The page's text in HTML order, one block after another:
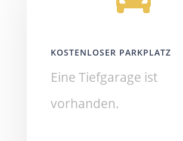
KOSTENLOSER PARKPLATZ
Eine Tiefgarage ist
vorhanden.